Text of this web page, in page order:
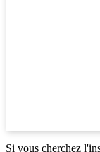
Si vous cherchez